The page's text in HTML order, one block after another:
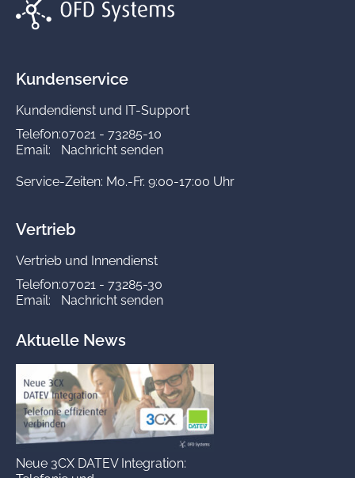
Kundenservice
Kundendienst und IT-Support
Telefon:07021 - 73285-10
Email:
Nachricht senden
Service-Zeiten: Mo.-Fr. 9:00-17:00 Uhr
Vertrieb
Vertrieb und Innendienst
Telefon:07021 - 73285-30
Email:
Nachricht senden
Aktuelle News
Neue 3CX DATEV Integration: